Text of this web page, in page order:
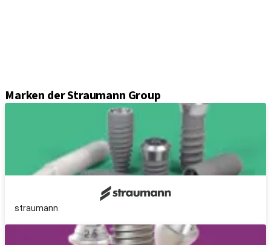
Marken der Straumann Group
straumann